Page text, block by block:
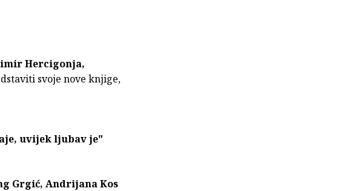
Hercigonja,
svoje nove knjige,
uvijek ljubav je"
Grgić, Andrijana Kos